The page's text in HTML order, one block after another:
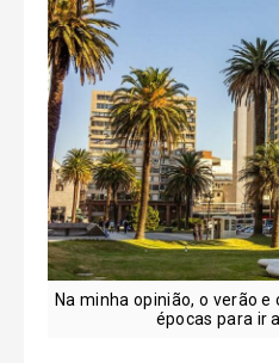
Na minha opinião, o verão
épocas para ir